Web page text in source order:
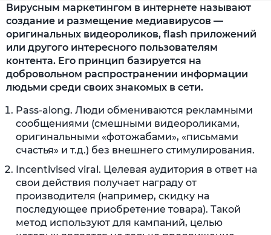
Вирусным маркетингом в интернете называют
создание и размещение медиавирусов —
оригинальных видеороликов, flash приложений
или другого интересного пользователям
контента. Его принцип базируется на
добровольном распространении информации
людьми среди своих знакомых в сети.
Pass-along. Люди обмениваются рекламными
сообщениями (смешными видеороликами,
оригинальными «фотожабами», «письмами
счастья» и т.д.) без внешнего стимулирования.
Incentivised viral. Целевая аудитория в ответ на
свои действия получает награду от
производителя (например, скидку на
последующее приобретение товара). Такой
метод используют для кампаний, целью